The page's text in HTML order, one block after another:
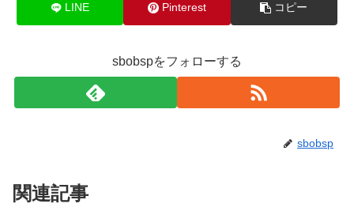
LINE Pinterest コピー
sbobspをフォローする
sbobsp
関連記事